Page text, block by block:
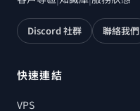
Discord 社群 聯絡我們
快速連結
VPS